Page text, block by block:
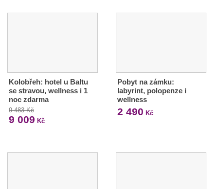
Kolobřeh: hotel u Baltu
se stravou, wellness i 1
noc zdarma
9 483 Kč
9 009 Kč
Pobyt na zámku:
labyrint, polopenze i
wellness
2 490 Kč